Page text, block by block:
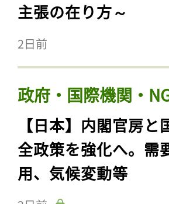
主張の在り方～
2日前
政府・国際機関・
【日本】内閣官房
全政策を強化へ。需
用、気候変動等